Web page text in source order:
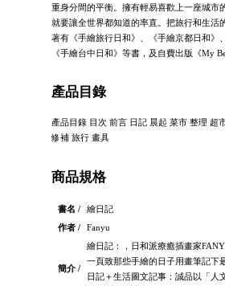
重身分間的平衡。擁有輕易喜歡上一座城市
就要讓全世界都知道的率直。把旅行和生活
著有《手繪旅行日和》、《手繪京都日和》
《手繪台中日和》等書，及自費出版《My
產品目錄
產品目錄 目次 前言 日記 晨起 菜市 整理 超
修補 旅行 畫具
商品規格
書名 /
繪日記
作者 /
Fanyu
簡介 /
繪日記：，日和派療癒插畫家
一頁致那些手繪的日子用畫筆記下
日記＋生活圖文記事：誠品以「人